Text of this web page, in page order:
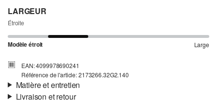
LARGEUR
Étroite
Modèle étroit Large
EAN: 4099978690241
Référence de l'article: 2173266.32G2.140
Matière et entretien
Livraison et retour